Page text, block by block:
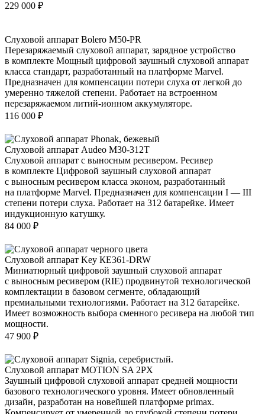
229 000 ₽
Слуховой аппарат Bolero M50-PR
Перезаряжаемый слуховой аппарат, зарядное устройство
в комплекте Мощный цифровой заушный слуховой аппарат
класса стандарт, разработанный на платформе Marvel.
Предназначен для компенсации потери слуха от легкой до
умеренно тяжелой степени. Работает на встроенном
перезаряжаемом литий-ионном аккумуляторе.
116 000 ₽
Слуховой аппарат Audeo М30-312Т
Слуховой аппарат с выносным ресивером. Ресивер
в комплекте Цифровой заушный слуховой аппарат
с выносным ресивером класса эконом, разработанный
на платформе Marvel. Предназначен для компенсации I — III
степени потери слуха. Работает на 312 батарейке. Имеет
индукционную катушку.
84 000 ₽
Слуховой аппарат Key КЕ361-DRW
Миниатюрный цифровой заушный слуховой аппарат
с выносным ресивером (RIE) продвинутой технологической
комплектации в базовом сегменте, обладающий
премиальными технологиями. Работает на 312 батарейке.
Имеет возможность выбора сменного ресивера на любой тип
мощности.
47 900 ₽
Слуховой аппарат MOTION SA 2PX
Заушный цифровой слуховой аппарат средней мощности
базового технологического уровня. Имеет обновленный
дизайн, разработан на новейшей платформе primax.